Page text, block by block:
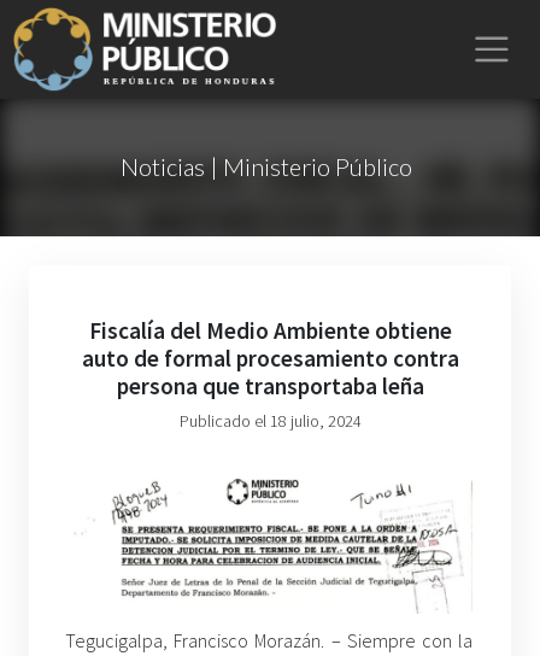
Noticias | Ministerio Público
Fiscalía del Medio Ambiente obtiene
auto de formal procesamiento contra
persona que transportaba leña
Publicado el 18 julio, 2024
Tegucigalpa, Francisco Morazán. – Siempre con la